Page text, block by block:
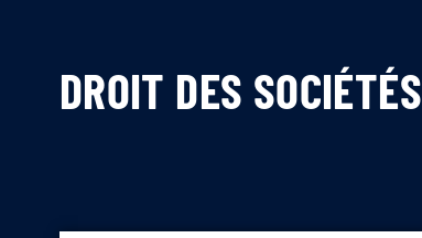
DROIT DES SOCIÉTÉS